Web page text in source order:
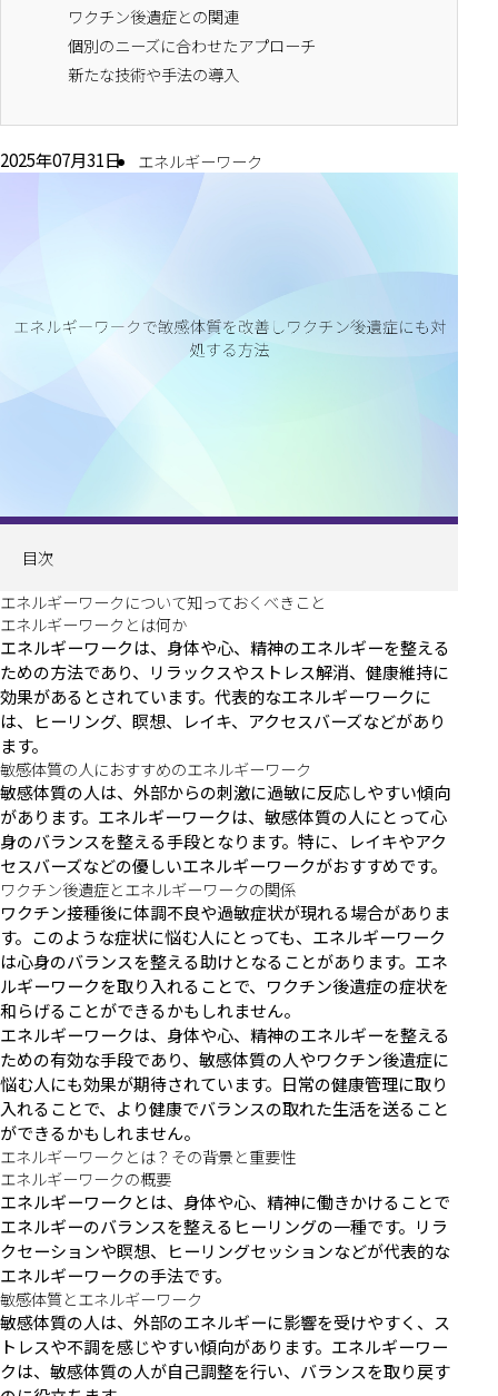
ワクチン後遺症との関連
個別のニーズに合わせたアプローチ
新たな技術や手法の導入
2025年07月31日 エネルギーワーク
目次
エネルギーワークについて知っておくべきこと
エネルギーワークとは何か
エネルギーワークは、身体や心、精神のエネルギーを整える
ための方法であり、リラックスやストレス解消、健康維持に
効果があるとされています。代表的なエネルギーワークに
は、ヒーリング、瞑想、レイキ、アクセスバーズなどがあり
ます。
敏感体質の人におすすめのエネルギーワーク
敏感体質の人は、外部からの刺激に過敏に反応しやすい傾向
があります。エネルギーワークは、敏感体質の人にとって心
身のバランスを整える手段となります。特に、レイキやアク
セスバーズなどの優しいエネルギーワークがおすすめです。
ワクチン後遺症とエネルギーワークの関係
ワクチン接種後に体調不良や過敏症状が現れる場合がありま
す。このような症状に悩む人にとっても、エネルギーワーク
は心身のバランスを整える助けとなることがあります。エネ
ルギーワークを取り入れることで、ワクチン後遺症の症状を
和らげることができるかもしれません。
エネルギーワークは、身体や心、精神のエネルギーを整える
ための有効な手段であり、敏感体質の人やワクチン後遺症に
悩む人にも効果が期待されています。日常の健康管理に取り
入れることで、より健康でバランスの取れた生活を送ること
ができるかもしれません。
エネルギーワークとは？その背景と重要性
エネルギーワークの概要
エネルギーワークとは、身体や心、精神に働きかけることで
エネルギーのバランスを整えるヒーリングの一種です。リラ
クセーションや瞑想、ヒーリングセッションなどが代表的な
エネルギーワークの手法です。
敏感体質とエネルギーワーク
敏感体質の人は、外部のエネルギーに影響を受けやすく、ス
トレスや不調を感じやすい傾向があります。エネルギーワー
クは、敏感体質の人が自己調整を行い、バランスを取り戻す